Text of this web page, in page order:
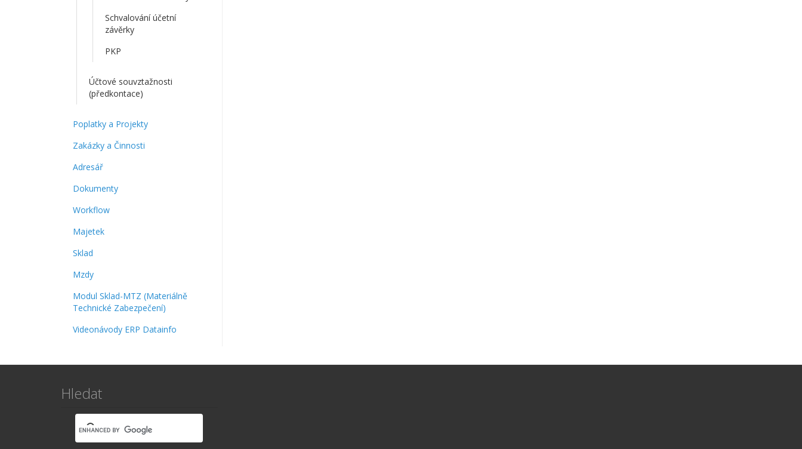
Schvalování účetní
závěrky
PKP
Účtové souvztažnosti
(předkontace)
Poplatky a Projekty
Zakázky a Činnosti
Adresář
Dokumenty
Workflow
Majetek
Sklad
Mzdy
Modul Sklad-MTZ (Materiálně
Technické Zabezpečení)
Videonávody ERP Datainfo
Hledat